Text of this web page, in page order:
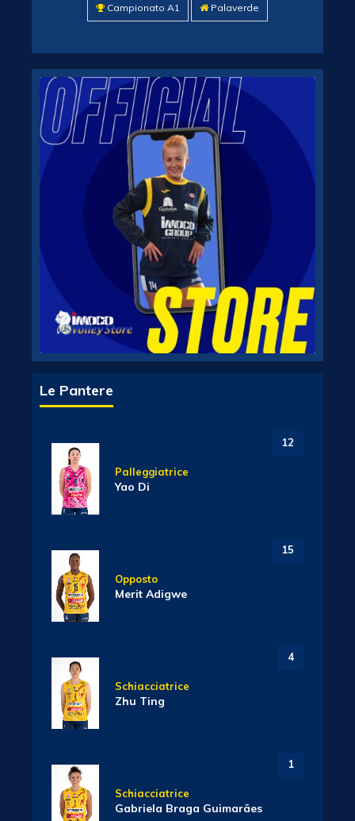
Campionato A1 Palaverde
Le Pantere
12
Palleggiatrice
Yao Di
15
Opposto
Merit Adigwe
4
Schiacciatrice
Zhu Ting
1
Schiacciatrice
Gabriela Braga Guimarães